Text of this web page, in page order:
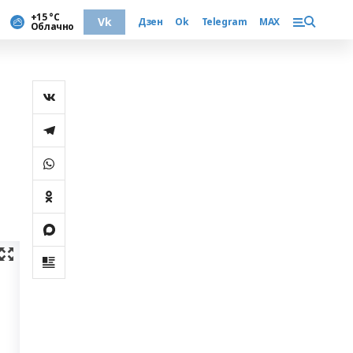
+15 °С
Облачно Vk Дзен Ok Telegram MAX